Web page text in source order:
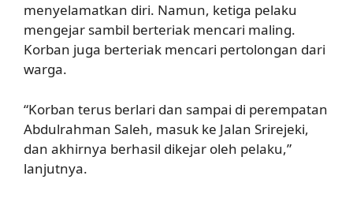
menyelamatkan diri. Namun, ketiga pelaku
mengejar sambil berteriak mencari maling.
Korban juga berteriak mencari pertolongan dari
warga.
“Korban terus berlari dan sampai di perempatan
Abdulrahman Saleh, masuk ke Jalan Srirejeki,
dan akhirnya berhasil dikejar oleh pelaku,”
lanjutnya.